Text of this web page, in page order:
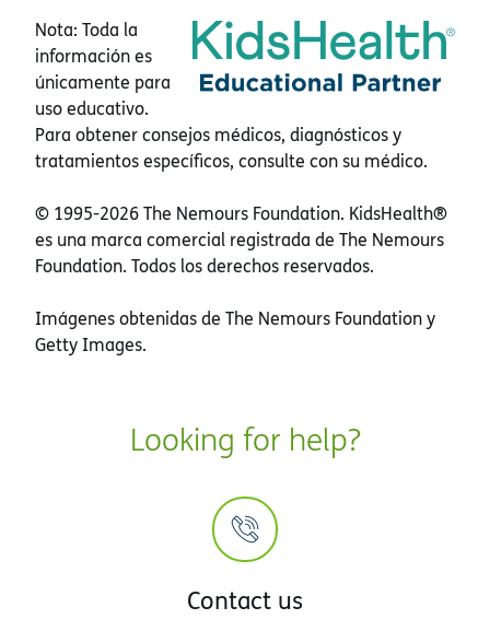
Nota: Toda la
información es
únicamente para
uso educativo.
Para obtener consejos médicos, diagnósticos y
tratamientos específicos, consulte con su médico.
© 1995-2026 The Nemours Foundation. KidsHealth®
es una marca comercial registrada de The Nemours
Foundation. Todos los derechos reservados.
Imágenes obtenidas de The Nemours Foundation y
Getty Images.
Looking for help?
Contact us